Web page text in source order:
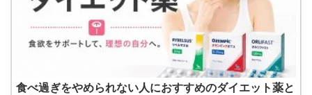
食べ過ぎをやめられない人におすすめのダイエット薬と